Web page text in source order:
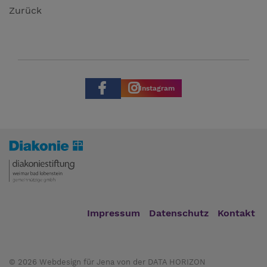
Zurück
Instagram
Impressum Datenschutz Kontakt
© 2026 Webdesign für Jena von der DATA HORIZON